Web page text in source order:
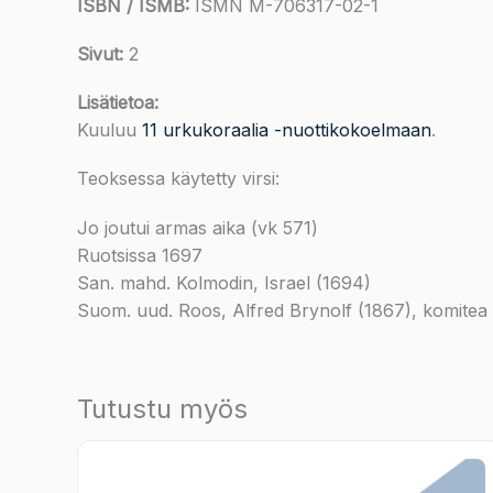
ISBN / ISMB:ISMN M-706317-02-1
Sivut:2
Lisätietoa:
Kuuluu 11 urkukoraalia -nuottikokoelmaan.
Teoksessa käytetty virsi:
Jo joutui armas aika (vk 571)
Ruotsissa 1697
San. mahd. Kolmodin, Israel (1694)
Suom. uud. Roos, Alfred Brynolf (1867), komitea
Tutustu myös